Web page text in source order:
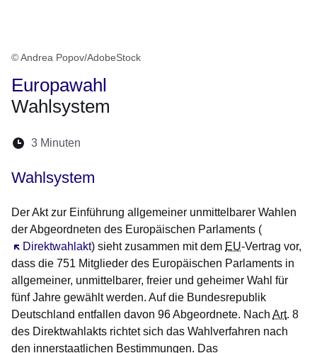
© Andrea Popov/AdobeStock
Europawahl
Wahlsystem
Lesedauer:
3 Minuten
Wahlsystem
Der Akt zur Einführung allgemeiner unmittelbarer Wahlen
der Abgeordneten des Europäischen Parlaments (
Direktwahlakt
Öffnet sich in einem neuen Fenster
) sieht zusammen mit dem EU-Vertrag vor,
dass die 751 Mitglieder des Europäischen Parlaments in
allgemeiner, unmittelbarer, freier und geheimer Wahl für
fünf Jahre gewählt werden. Auf die Bundesrepublik
Deutschland entfallen davon 96 Abgeordnete. Nach Art. 8
des Direktwahlakts richtet sich das Wahlverfahren nach
den innerstaatlichen Bestimmungen. Das